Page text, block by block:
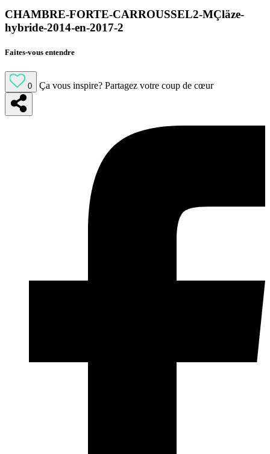
CHAMBRE-FORTE-CARROUSSEL2-MÇläze-
hybride-2014-en-2017-2
Faites-vous entendre
0 Ça vous inspire? Partagez votre coup de cœur